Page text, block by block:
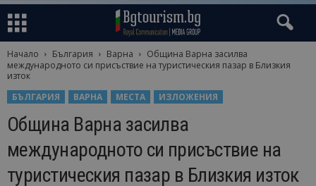
Начало България Варна
Община Варна засилва
международното си присъствие на туристическия пазар в Близкия
изток
БЪЛГАРИЯ
ВАРНА МЕСТА ИЗЛОЖЕНИЯ
Община Варна засилва
международното си присъствие на
туристическия пазар в Близкия изток